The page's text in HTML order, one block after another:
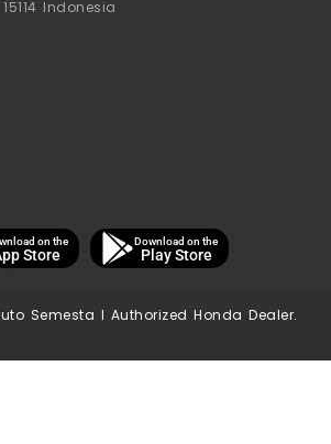
Indonesia
on the
Store
Download on the
Play Store
Semesta I Authorized Honda Dealer.